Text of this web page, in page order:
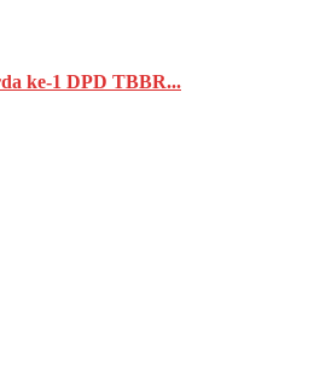
ke-1 DPD TBBR...